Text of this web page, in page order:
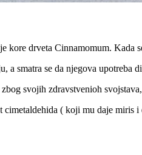
kore drveta Cinnamomum. Kada
a smatra se da njegova
svojih zdravstvenioh
cimetaldehida ( koji mu daje miris